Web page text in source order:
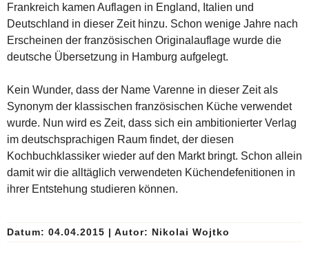
Frankreich kamen Auflagen in England, Italien und
Deutschland in dieser Zeit hinzu. Schon wenige Jahre nach
Erscheinen der französischen Originalauflage wurde die
deutsche Übersetzung in Hamburg aufgelegt.
Kein Wunder, dass der Name Varenne in dieser Zeit als
Synonym der klassischen französischen Küche verwendet
wurde. Nun wird es Zeit, dass sich ein ambitionierter Verlag
im deutschsprachigen Raum findet, der diesen
Kochbuchklassiker wieder auf den Markt bringt. Schon allein
damit wir die alltäglich verwendeten Küchendefenitionen in
ihrer Entstehung studieren können.
Datum: 04.04.2015 | Autor: Nikolai Wojtko